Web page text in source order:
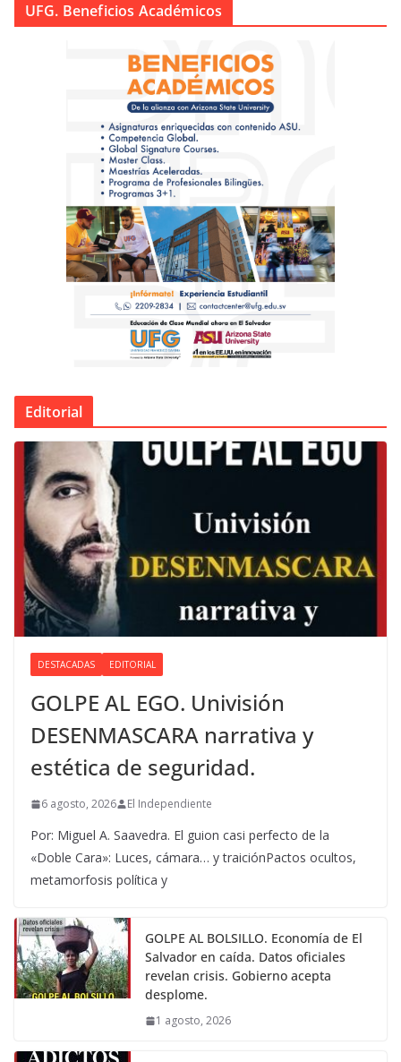
UFG. Beneficios Académicos
Editorial
DESTACADAS EDITORIAL
GOLPE AL EGO. Univisión
DESENMASCARA narrativa y
estética de seguridad.
6 agosto, 2026 El Independiente
Por: Miguel A. Saavedra. El guion casi perfecto de la
«Doble Cara»: Luces, cámara… y traiciónPactos ocultos,
metamorfosis política y
GOLPE AL BOLSILLO. Economía de El
Salvador en caída. Datos oficiales
revelan crisis. Gobierno acepta
desplome.
1 agosto, 2026